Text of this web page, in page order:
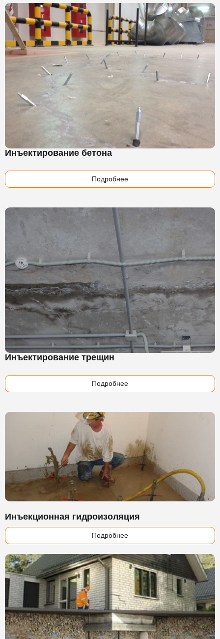
Инъектирование бетона
Подробнее
Инъектирование трещин
Подробнее
Инъекционная гидроизоляция
Подробнее